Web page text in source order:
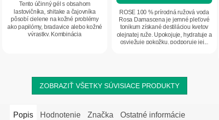
hviezdičiek.
Tento účinný gél s obsahom
lastovičníka, shitake a čajovníka
pôsobí cielene na kožné problémy
ako papilómy, bradavice alebo kožné
výrastky. Kombinácia
ROSE 100 % prírodná ružová voda
Rosa Damascena je jemné pleťové
tonikum získané destiláciou kvetov
olejnatej ruže. Upokojuje, hydratuje a
osviežuje pokožku, podporuje jej...
ZOBRAZIŤ VŠETKY SÚVISIACE PRODUKTY
Popis Hodnotenie Značka Ostatné informácie